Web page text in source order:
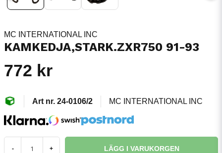
MC INTERNATIONAL INC
KAMKEDJA,STARK.ZXR750 91-93
772 kr
24-0106/2 MC INTERNATIONAL INC
- + LÄGG I VARUKORGEN